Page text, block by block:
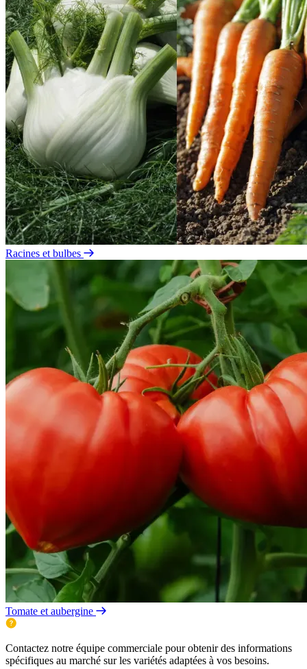
Racines et bulbes
Tomate et aubergine
Contactez notre équipe commerciale pour obtenir des informations
spécifiques au marché sur les variétés adaptées à vos besoins.